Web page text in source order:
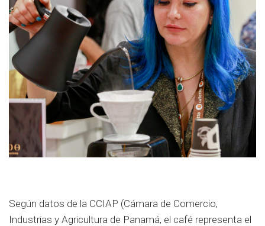
Según datos de la CCIAP (Cámara de Comercio,
Industrias y Agricultura de Panamá, el café representa el